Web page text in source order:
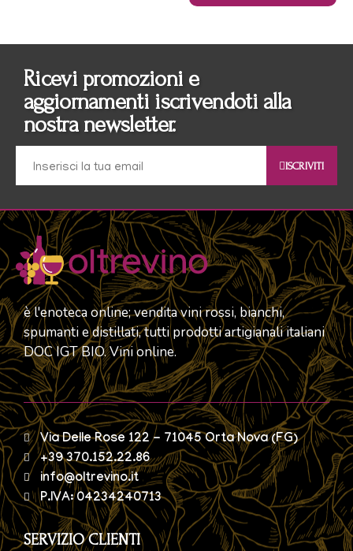
Ricevi promozioni e
aggiornamenti iscrivendoti alla
nostra newsletter.
ISCRIVITI
è l'enoteca online; vendita vini rossi, bianchi,
spumanti e distillati, tutti prodotti artigianali italiani
DOC IGT BIO. Vini online.
Via Delle Rose 122 - 71045 Orta Nova (FG)
+39 370.152.22.86
info@oltrevino.it
P.IVA: 04234240713
SERVIZIO CLIENTI